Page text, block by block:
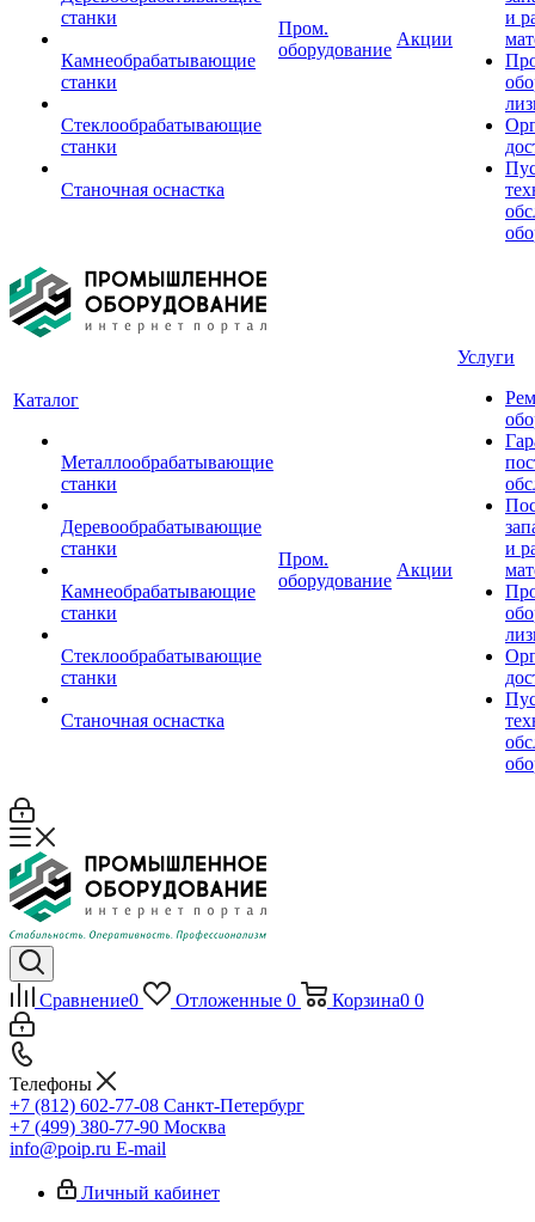
станки
Камнеобрабатывающие
станки
Стеклообрабатывающие
станки
Станочная оснастка
Пром.
оборудование
Акции
и
Каталог
Металлообрабатывающие
станки
Деревообрабатывающие
станки
Камнеобрабатывающие
станки
Стеклообрабатывающие
станки
Станочная оснастка
Пром.
оборудование
Акции
Услуги
и
Сравнение0 Отложенные 0 Корзина0 0
Телефоны
+7 (812) 602-77-08 Санкт-Петербург
+7 (499) 380-77-90 Москва
info@poip.ru E-mail
Личный кабинет